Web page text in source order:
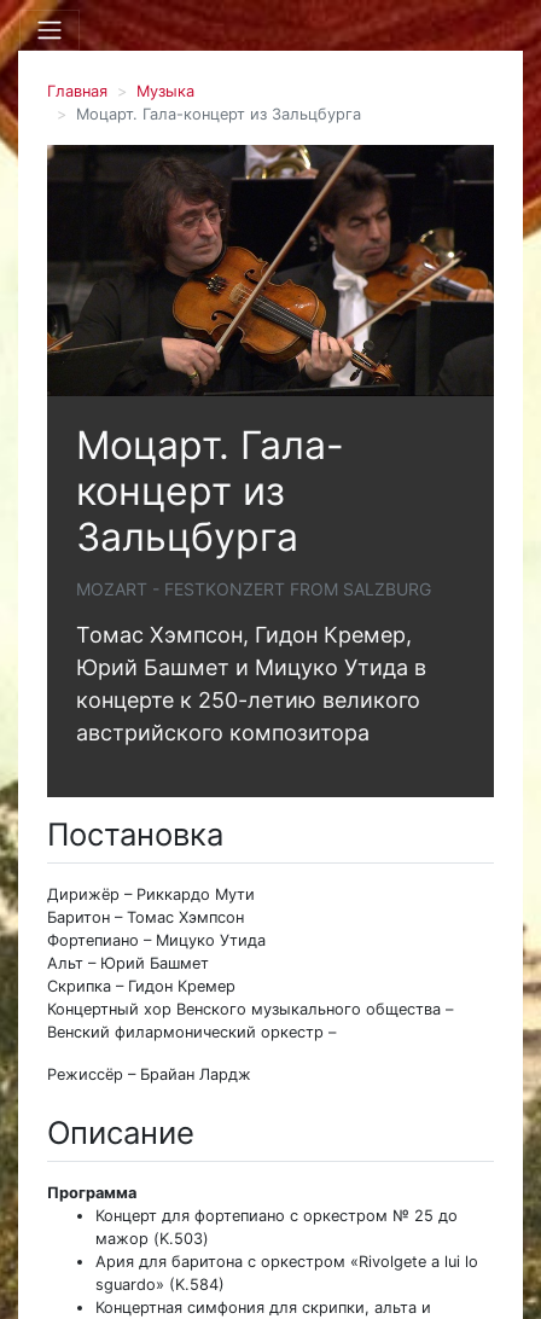
Главная
Музыка
Моцарт. Гала-концерт из Зальцбурга
Моцарт. Гала-
концерт из
Зальцбурга
MOZART - FESTKONZERT FROM SALZBURG
Томас Хэмпсон, Гидон Кремер,
Юрий Башмет и Мицуко Утида в
концерте к 250-летию великого
австрийского композитора
Постановка
Дирижёр – Риккардо Мути
Баритон – Томас Хэмпсон
Фортепиано – Мицуко Утида
Альт – Юрий Башмет
Скрипка – Гидон Кремер
Концертный хор Венского музыкального общества –
Венский филармонический оркестр –
Режиссёр – Брайан Лардж
Описание
Программа
Концерт для фортепиано с оркестром № 25 до
мажор (K.503)
Ария для баритона с оркестром «Rivolgete a lui lo
sguardo» (K.584)
Концертная симфония для скрипки, альта и